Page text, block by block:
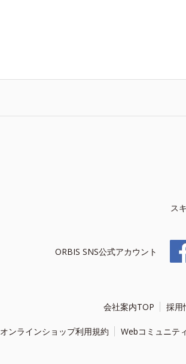
ス
ORBIS SNS公式アカウント
会社案内TOP 採用
オンラインショップ利用規約 Webコミュニテ